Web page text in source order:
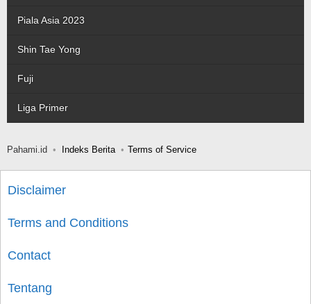
Piala Asia 2023
Shin Tae Yong
Fuji
Liga Primer
Pahami.id Indeks Berita Terms of Service
Disclaimer
Terms and Conditions
Contact
Tentang